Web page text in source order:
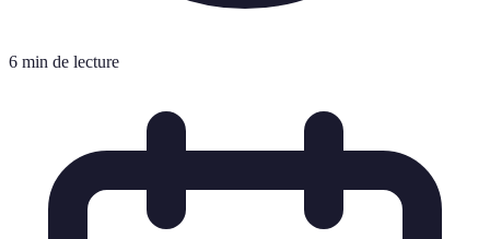
6 min de lecture